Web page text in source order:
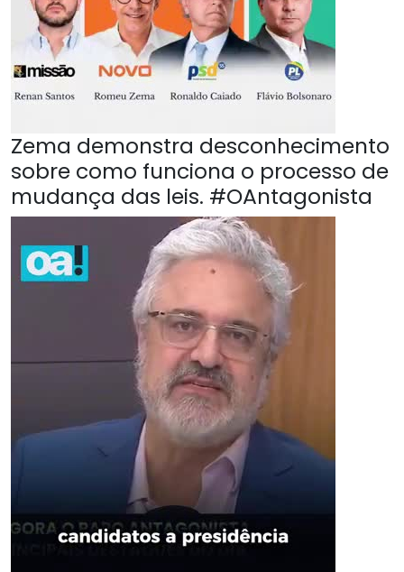
Zema demonstra desconhecimento
sobre como funciona o processo de
mudança das leis. #OAntagonista